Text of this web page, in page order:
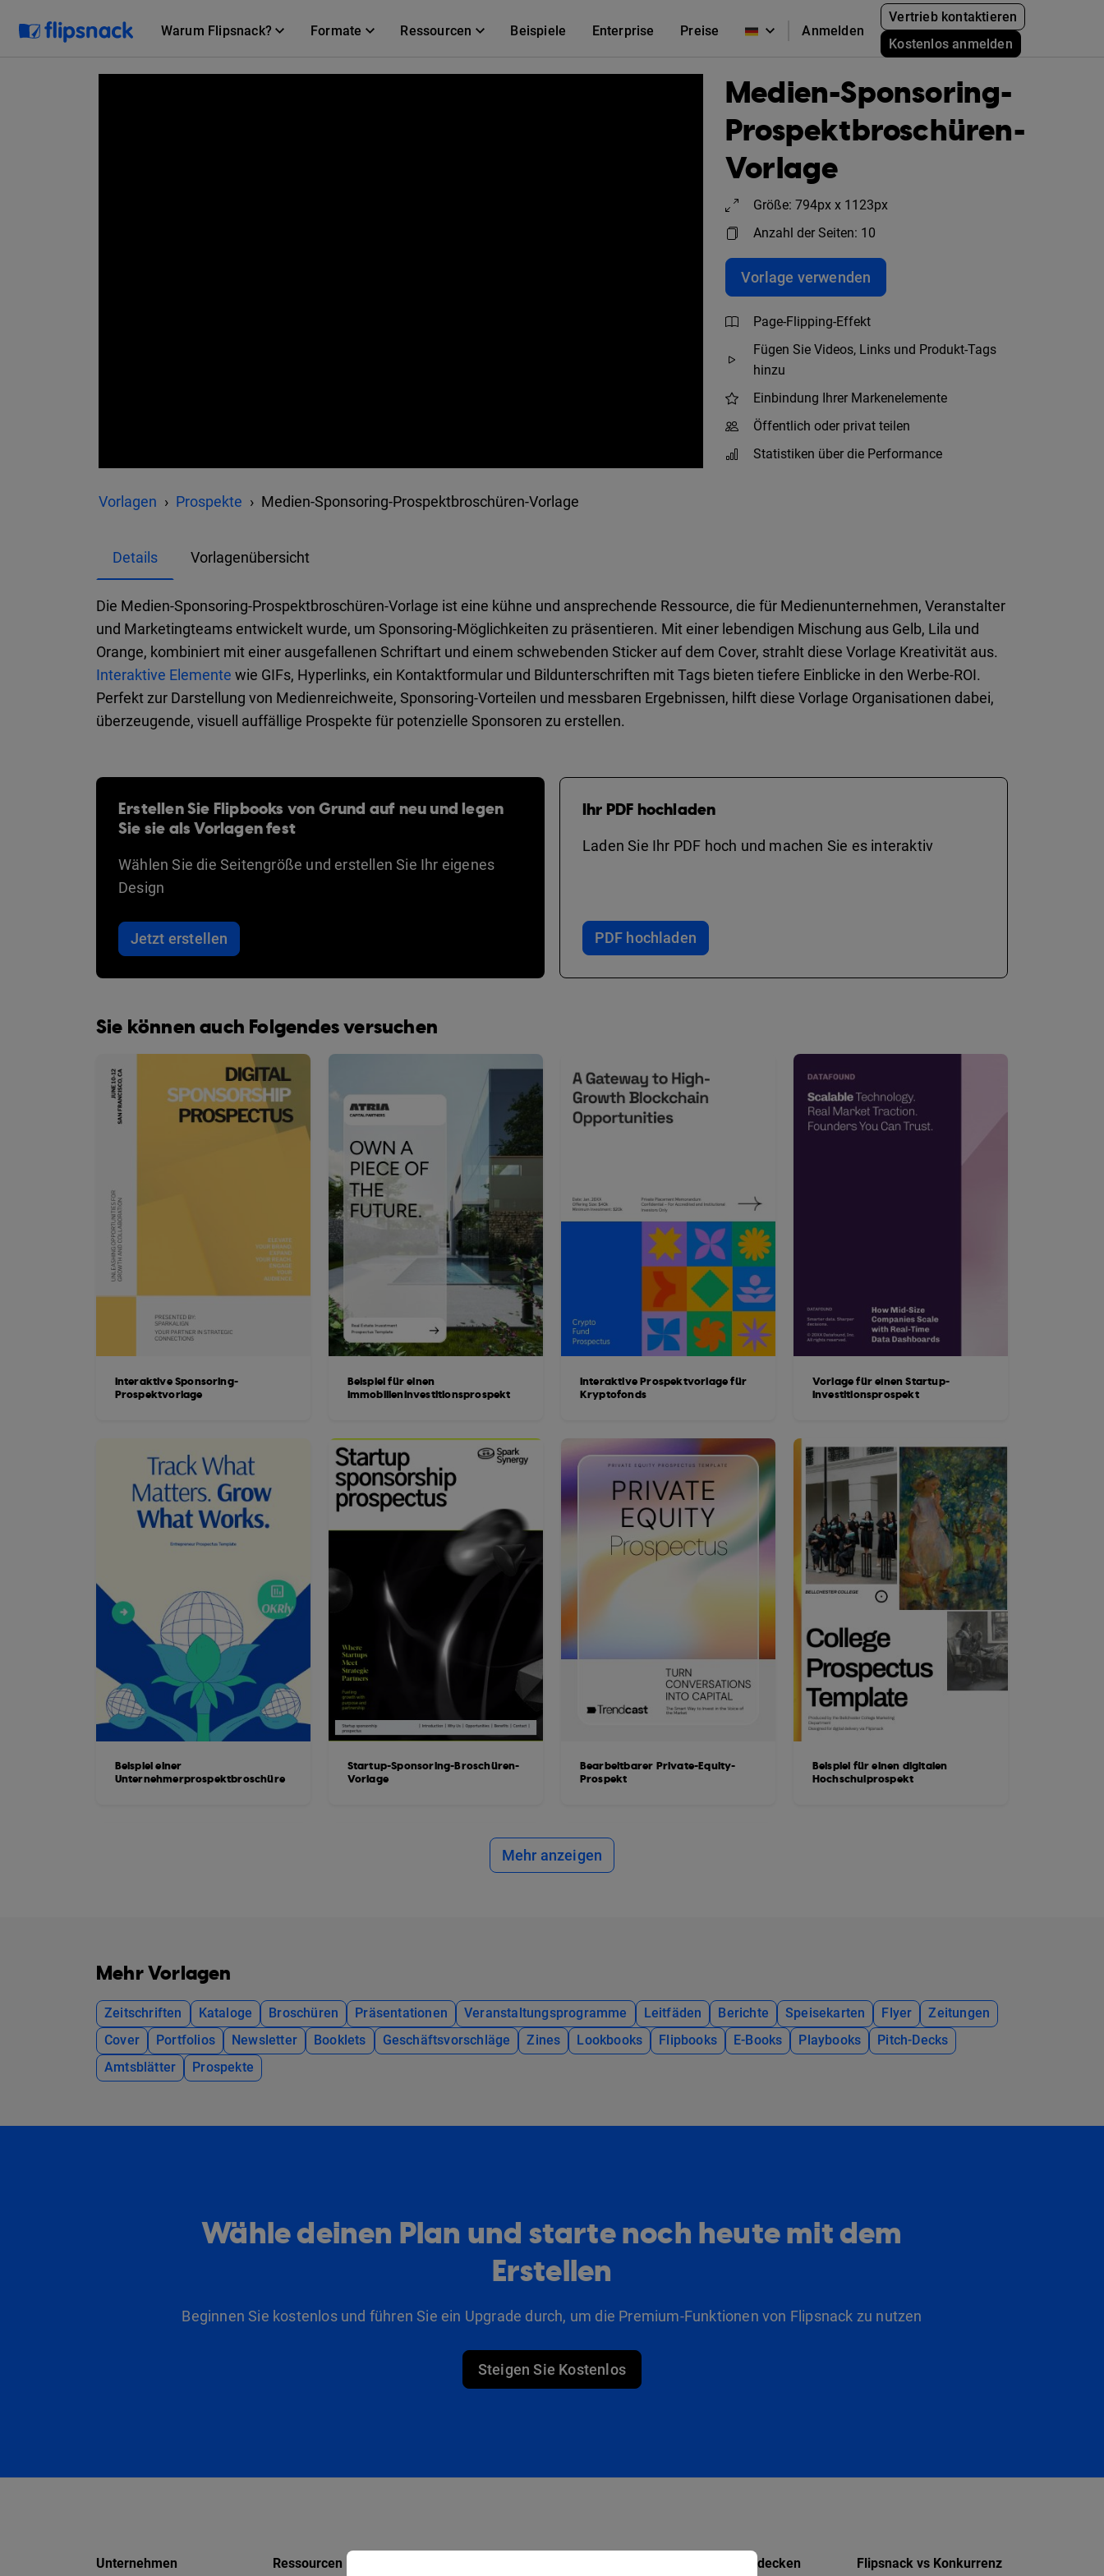
Warum Flipsnack? Formate Ressourcen Beispiele Enterprise Preise Anmelden
Vertrieb kontaktieren
Kostenlos anmelden
Medien-Sponsoring-
Prospektbroschüren-
Vorlage
Größe: 794px x 1123px
Anzahl der Seiten: 10
Vorlage verwenden
Page-Flipping-Effekt
Fügen Sie Videos, Links und Produkt-Tags
hinzu
Einbindung Ihrer Markenelemente
Öffentlich oder privat teilen
Statistiken über die Performance
Vorlagen Prospekte Medien-Sponsoring-Prospektbroschüren-Vorlage
Details Vorlagenübersicht
Die Medien-Sponsoring-Prospektbroschüren-Vorlage ist eine kühne und ansprechende Ressource, die für Medienunternehmen, Veranstalter
und Marketingteams entwickelt wurde, um Sponsoring-Möglichkeiten zu präsentieren. Mit einer lebendigen Mischung aus Gelb, Lila und
Orange, kombiniert mit einer ausgefallenen Schriftart und einem schwebenden Sticker auf dem Cover, strahlt diese Vorlage Kreativität aus.
Interaktive Elemente wie GIFs, Hyperlinks, ein Kontaktformular und Bildunterschriften mit Tags bieten tiefere Einblicke in den Werbe-ROI.
Perfekt zur Darstellung von Medienreichweite, Sponsoring-Vorteilen und messbaren Ergebnissen, hilft diese Vorlage Organisationen dabei,
überzeugende, visuell auffällige Prospekte für potenzielle Sponsoren zu erstellen.
Erstellen Sie Flipbooks von Grund auf neu und legen
Sie sie als Vorlagen fest
Wählen Sie die Seitengröße und erstellen Sie Ihr eigenes
Design
Jetzt erstellen
Ihr PDF hochladen
Laden Sie Ihr PDF hoch und machen Sie es interaktiv
PDF hochladen
Sie können auch Folgendes versuchen
Interaktive Sponsoring-
Prospektvorlage
Beispiel einer
Unternehmerprospektbroschüre
Beispiel für einen
Immobilieninvestitionsprospekt
Startup-Sponsoring-Broschüren-
Vorlage
Interaktive Prospektvorlage für
Kryptofonds
Bearbeitbarer Private-Equity-
Prospekt
Vorlage für einen Startup-
Investitionsprospekt
Beispiel für einen digitalen
Hochschulprospekt
Mehr anzeigen
Mehr Vorlagen
Zeitschriften Kataloge Broschüren Präsentationen Veranstaltungsprogramme Leitfäden Berichte Speisekarten Flyer
Zeitungen
Cover
Portfolios Newsletter Booklets Geschäftsvorschläge Zines Lookbooks Flipbooks E-Books Playbooks
Pitch-Decks
Amtsblätter
Prospekte
Wähle deinen Plan und starte noch heute mit dem
Erstellen
Beginnen Sie kostenlos und führen Sie ein Upgrade durch, um die Premium-Funktionen von Flipsnack zu nutzen
Steigen Sie Kostenlos
Unternehmen Ressourcen Entdecken Flipsnack vs Konkurrenz